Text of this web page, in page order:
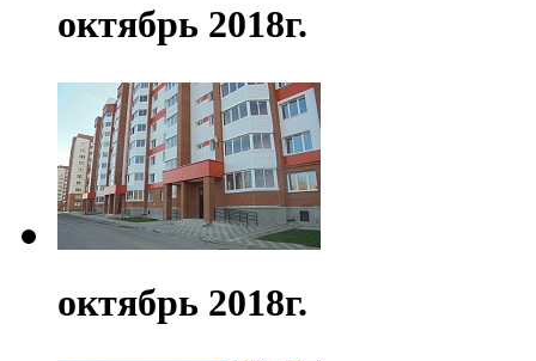
октябрь 2018г.
октябрь 2018г.